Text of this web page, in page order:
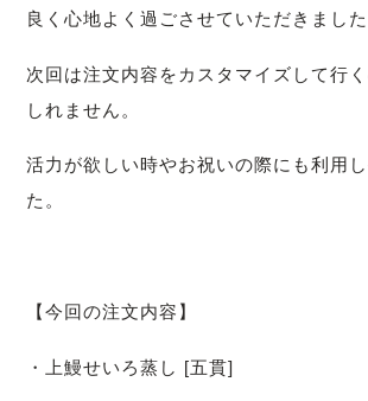
良く心地よく過ごさせていただきました
次回は注文内容をカスタマイズして行
しれません。
活力が欲しい時やお祝いの際にも利用
た。
【今回の注文内容】
・上鰻せいろ蒸し [五貫]